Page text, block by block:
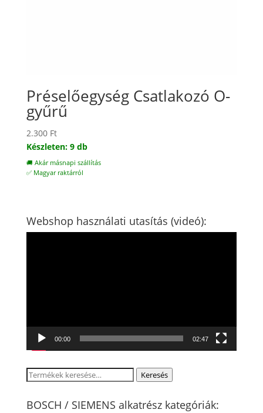
Préselőegység Csatlakozó O-
gyűrű
2.300 Ft
Készleten: 9 db
🚚 Akár másnapi szállítás
✅ Magyar raktárról
Webshop használati utasítás (videó):
00:00 02:47
Keresés
következőre:
Keresés
BOSCH / SIEMENS alkatrész kategóriák: